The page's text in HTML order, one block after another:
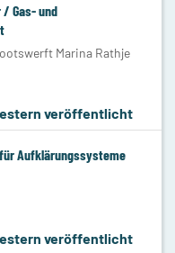
Gas- und
Marina Rathje
veröffentlicht
Aufklärungssysteme
veröffentlicht